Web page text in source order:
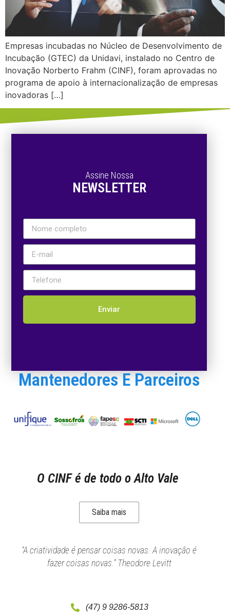
Empresas incubadas no Núcleo de Desenvolvimento de
Incubação (GTEC) da Unidavi, instalado no Centro de
Inovação Norberto Frahm (CINF), foram aprovadas no
programa de apoio à internacionalização de empresas
inovadoras […]
Assine Nossa
NEWSLETTER
Enviar
Mantenedores E Parceiros
O CINF é de todo o Alto Vale
Saiba mais
“A criatividade é pensar coisas novas. A inovação é
fazer coisas novas.” Theodore Levitt
(47) 9 9286-5813